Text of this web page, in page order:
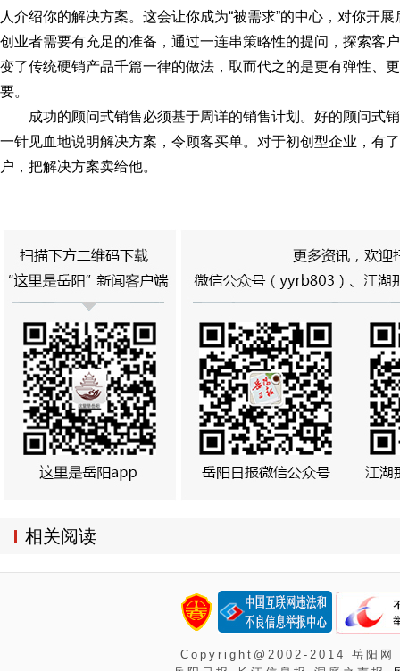
人介绍你的解决方案。这会让你成为“被需求”的中心，对你开
创业者需要有充足的准备，通过一连串策略性的提问，探索客
变了传统硬销产品千篇一律的做法，取而代之的是更有弹性、
要。
成功的顾问式销售必须基于周详的销售计划。好的顾问式
一针见血地说明解决方案，令顾客买单。对于初创型企业，有
户，把解决方案卖给他。
相关阅读
Copyright@2002-2014 岳阳